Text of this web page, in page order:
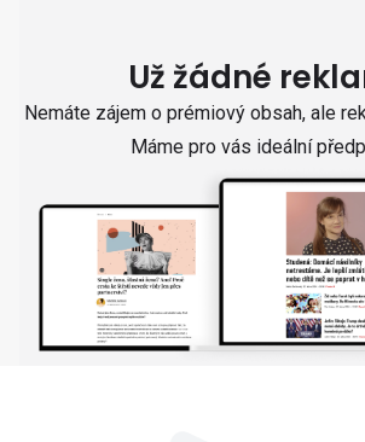
Už žádné
Nemáte zájem o prémiový obsah, ale
Máme pro vás ideální